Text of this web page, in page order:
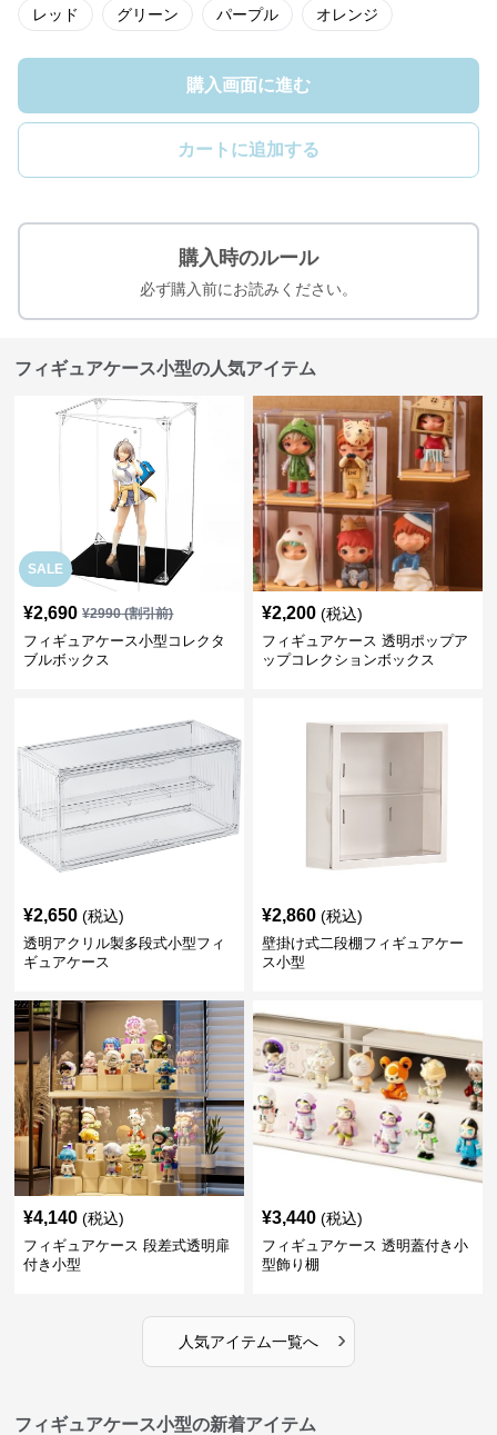
レッド グリーン パープル オレンジ
購入画面に進む
カートに追加する
購入時のルール
必ず購入前にお読みください。
フィギュアケース小型の人気アイテム
SALE
¥2,690 ¥2990(割引前)
フィギュアケース小型コレクタ
ブルボックス
¥2,200 (税込)
フィギュアケース 透明ポップア
ップコレクションボックス
¥2,650 (税込)
透明アクリル製多段式小型フィ
ギュアケース
¥2,860 (税込)
壁掛け式二段棚フィギュアケー
ス小型
¥4,140 (税込)
フィギュアケース 段差式透明扉
付き小型
¥3,440 (税込)
フィギュアケース 透明蓋付き小
型飾り棚
人気アイテム一覧へ ›
フィギュアケース小型の新着アイテム